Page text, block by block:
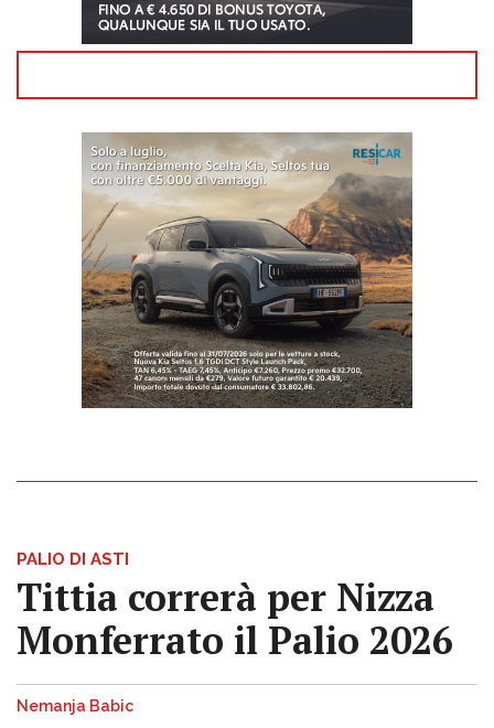
PALIO DI ASTI
Tittia correrà per Nizza
Monferrato il Palio 2026
Nemanja Babic